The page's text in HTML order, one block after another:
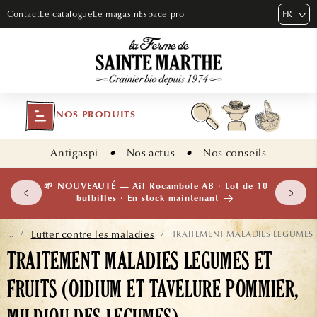
ET PASSER
ContactLe catalogueLe magasinEspace pro FR
NOS PRODUITS
Antigaspi Nos actus Nos conseils
🌱 NOUVEAUTÉ — Ail Rocambole AB · Lot de 10
bulbilles · En stock maintenant
... / Lutter contre les maladies / TRAITEMENT MALADIES
TRAITEMENT MALADIES LEGUMES ET
FRUITS (OIDIUM ET TAVELURE POMMIER,